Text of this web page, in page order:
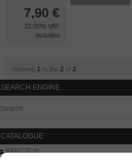
7,90 €
21.00%VAT
included
showing 1 to the 2of 2
SEARCH ENGINE
CATALOGUE
EFECTOS